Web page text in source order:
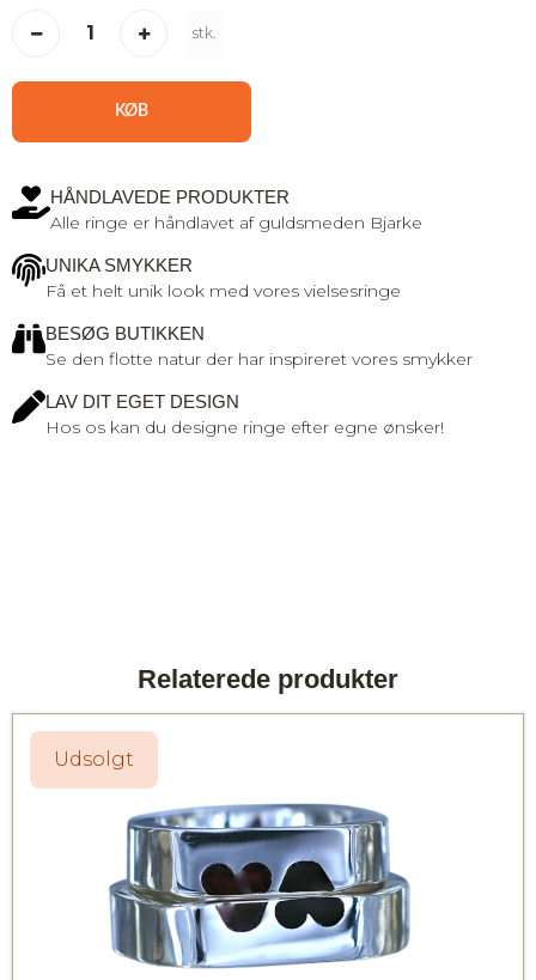
stk.
KØB
HÅNDLAVEDE PRODUKTER
Alle ringe er håndlavet af guldsmeden Bjarke
UNIKA SMYKKER
Få et helt unik look med vores vielsesringe
BESØG BUTIKKEN
Se den flotte natur der har inspireret vores smykker
LAV DIT EGET DESIGN
Hos os kan du designe ringe efter egne ønsker!
Relaterede produkter
Udsolgt